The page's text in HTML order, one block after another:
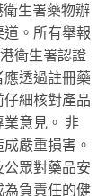
生署藥物辦
。所有舉報
衛生署認證
應透過註冊藥
細核對產品
意見。 非
嚴重損害。
眾對藥品安
負責任的健